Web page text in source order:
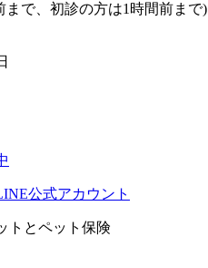
まで、初診の方は1時間前まで)